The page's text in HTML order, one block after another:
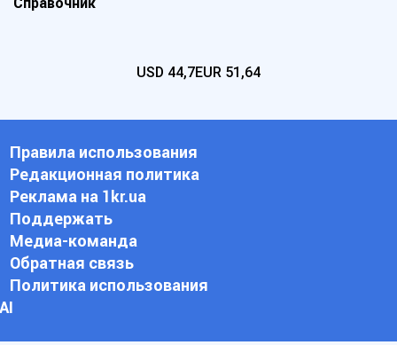
Справочник
USD 44,7EUR 51,64
Правила использования
Редакционная политика
Реклама на 1kr.ua
Поддержать
Медиа-команда
Обратная связь
Политика использования
АI